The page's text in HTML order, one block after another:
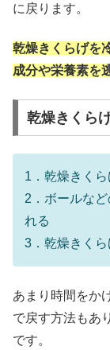
に戻ります。
乾燥きくらげを
成分や栄養素を
乾燥きくら
1．乾燥きく
2．ボールな
れる
3．乾燥きく
あまり時間をか
で戻す方法もあ
です。